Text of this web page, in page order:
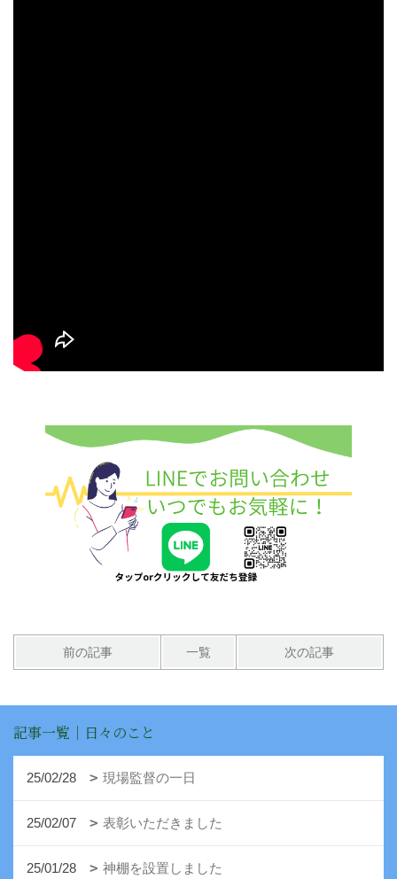
前の記事 一覧 次の記事
記事一覧｜日々のこと
25/02/28 現場監督の一日
25/02/07 表彰いただきました
25/01/28 神棚を設置しました